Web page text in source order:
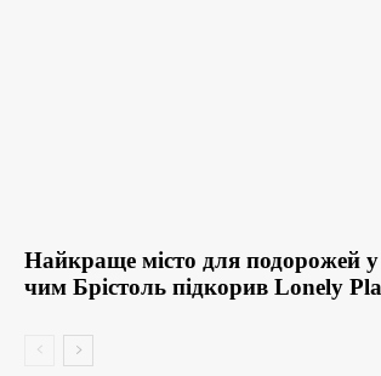
Найкраще місто для подорожей у
чим Брістоль підкорив Lonely